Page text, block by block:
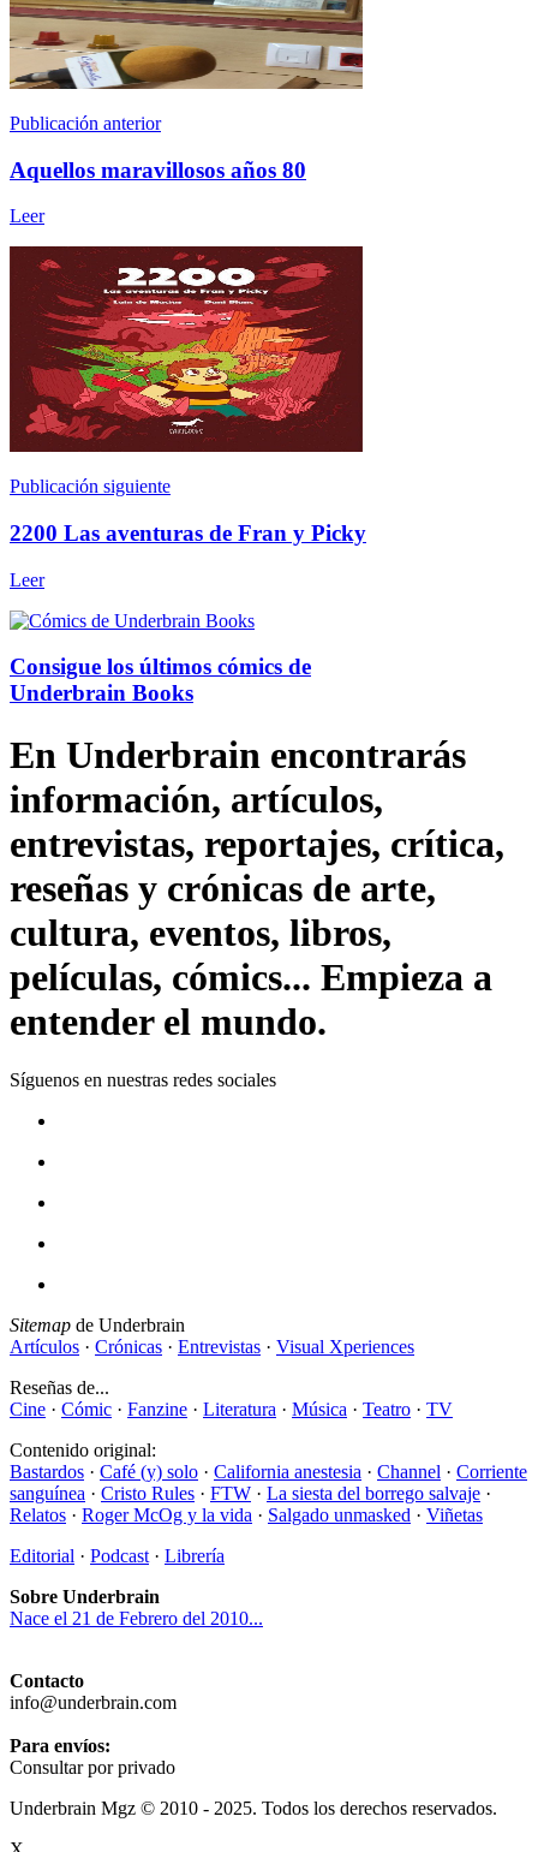
Publicación anterior
Aquellos maravillosos años 80
Leer
Publicación siguiente
2200 Las aventuras de Fran y Picky
Leer
Consigue los últimos cómics de
Underbrain Books
En Underbrain encontrarás
información, artículos,
entrevistas, reportajes, crítica,
reseñas y crónicas de arte,
cultura, eventos, libros,
películas, cómics... Empieza a
entender el mundo.
Síguenos en nuestras redes sociales
Sitemap de Underbrain
Artículos · Crónicas · Entrevistas · Visual Xperiences
Reseñas de...
Cine · Cómic · Fanzine · Literatura · Música · Teatro · TV
Contenido original:
Bastardos · Café (y) solo · California anestesia · Channel · Corriente
sanguínea · Cristo Rules · FTW · La siesta del borrego salvaje ·
Relatos · Roger McOg y la vida · Salgado unmasked · Viñetas
Editorial · Podcast · Librería
Sobre Underbrain
Nace el 21 de Febrero del 2010...
Contacto
info@underbrain.com
Para envíos:
Consultar por privado
Underbrain Mgz © 2010 - 2025. Todos los derechos reservados.